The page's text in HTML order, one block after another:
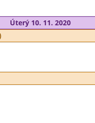
Úterý 10. 11. 2020